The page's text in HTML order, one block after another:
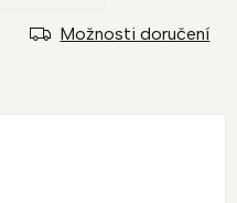
Možnosti doručení